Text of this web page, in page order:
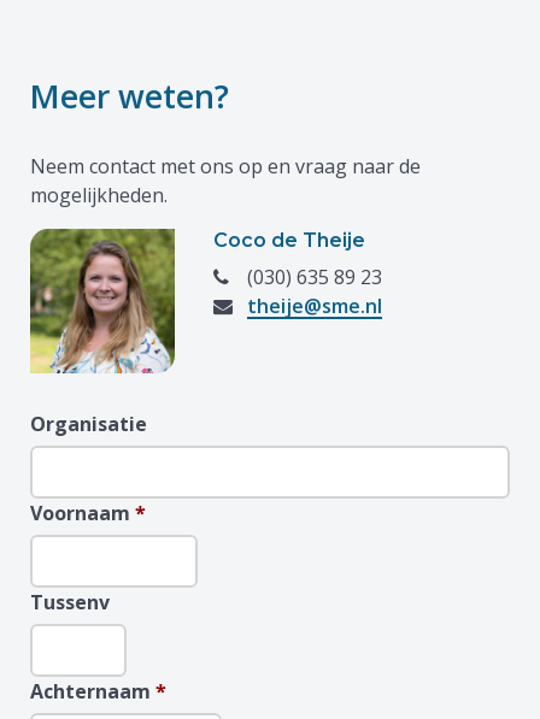
Meer weten?
Neem contact met ons op en vraag naar de
mogelijkheden.
Coco de Theije
(030) 635 89 23
theije@sme.nl
Organisatie
Voornaam *
Tussenv
Achternaam *